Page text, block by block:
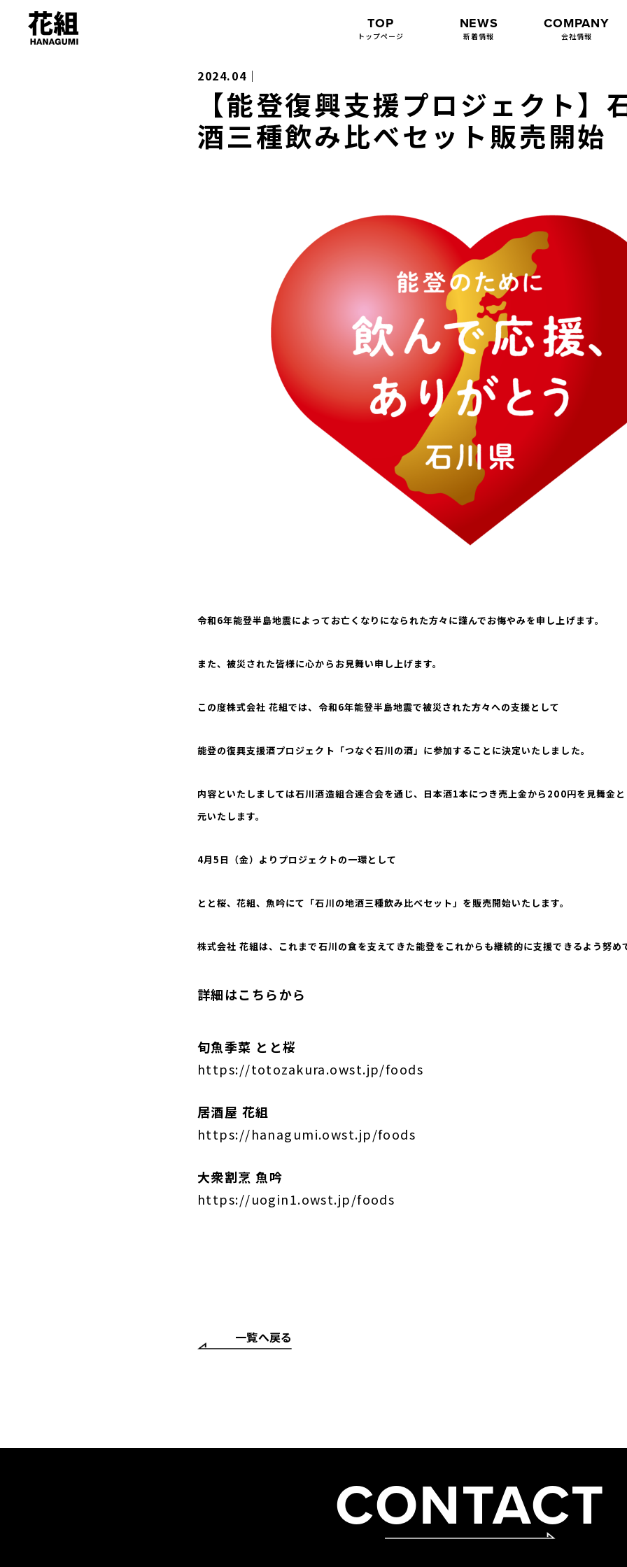
TOP
トップページ
NEWS
新着情報
COMPANY
会社情報
2024.04｜
【能登復興支援プロジェクト】
酒三種飲み比べセット販売開始
令和6年能登半島地震によってお亡くなりになられた方々に謹んでお悔やみを申し上げます。
また、被災された皆様に心からお見舞い申し上げます。
この度株式会社 花組では、令和6年能登半島地震で被災された方々への支援として
能登の復興支援酒プロジェクト「つなぐ石川の酒」に参加することに決定いたしました。
内容といたしましては石川酒造組合連合会を通じ、日本酒1本につき売上金から200円を見舞金
元いたします。
4月5日（金）よりプロジェクトの一環として
とと桜、花組、魚吟にて「石川の地酒三種飲み比べセット」を販売開始いたします。
株式会社 花組は、これまで石川の食を支えてきた能登をこれからも継続的に支援できるよう努め
詳細はこちらから
旬魚季菜 とと桜
https://totozakura.owst.jp/foods
居酒屋 花組
https://hanagumi.owst.jp/foods
大衆割烹 魚吟
https://uogin1.owst.jp/foods
一覧へ戻る
CONTACT